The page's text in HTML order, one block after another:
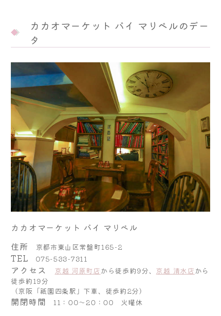
カカオマーケット バイ マリベルのデー
タ
カカオマーケット バイ マリベル
住所 京都市東山区常盤町165-2
TEL 075-533-7311
アクセス 京越 河原町店 から徒歩約9分、 京越 清水店 から
徒歩約19分
（京阪「祇園四条駅」下車、徒歩約2分）
開閉時間 11：00～20：00 火曜休